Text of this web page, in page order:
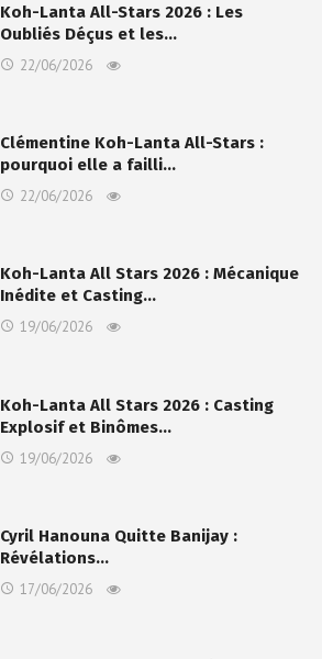
Koh-Lanta All-Stars 2026 : Les
Oubliés Déçus et les…
22/06/2026
Clémentine Koh-Lanta All-Stars :
pourquoi elle a failli…
22/06/2026
Koh-Lanta All Stars 2026 : Mécanique
Inédite et Casting…
19/06/2026
Koh-Lanta All Stars 2026 : Casting
Explosif et Binômes…
19/06/2026
Cyril Hanouna Quitte Banijay :
Révélations…
17/06/2026